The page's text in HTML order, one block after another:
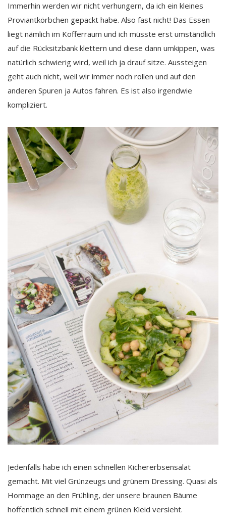
Immerhin werden wir nicht verhungern, da ich ein kleines
Proviantkörbchen gepackt habe. Also fast nicht! Das Essen
liegt nämlich im Kofferraum und ich müsste erst umständlich
auf die Rücksitzbank klettern und diese dann umkippen, was
natürlich schwierig wird, weil ich ja drauf sitze. Aussteigen
geht auch nicht, weil wir immer noch rollen und auf den
anderen Spuren ja Autos fahren. Es ist also irgendwie
kompliziert.
Jedenfalls habe ich einen schnellen Kichererbsensalat
gemacht. Mit viel Grünzeugs und grünem Dressing. Quasi als
Hommage an den Frühling, der unsere braunen Bäume
hoffentlich schnell mit einem grünen Kleid versieht.